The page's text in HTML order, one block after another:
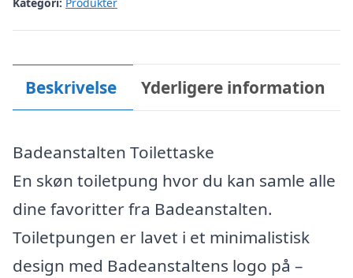
Beskrivelse Yderligere information
Badeanstalten Toilettaske
En skøn toiletpung hvor du kan samle alle
dine favoritter fra Badeanstalten.
Toiletpungen er lavet i et minimalistisk
design med Badeanstaltens logo på –